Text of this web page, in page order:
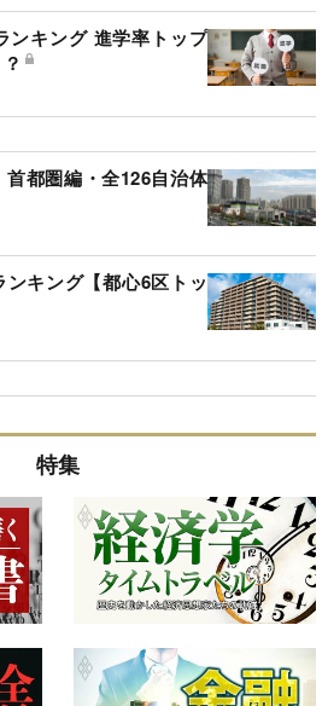
ンキング 進学率トップ
首都圏編・全126自治体
キング【都心6区トッ
特集